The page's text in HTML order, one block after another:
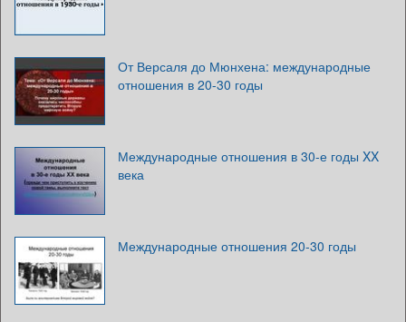
От Версаля до Мюнхена: международные
отношения в 20-30 годы
Международные отношения в 30-е годы XX
века
Международные отношения 20-30 годы